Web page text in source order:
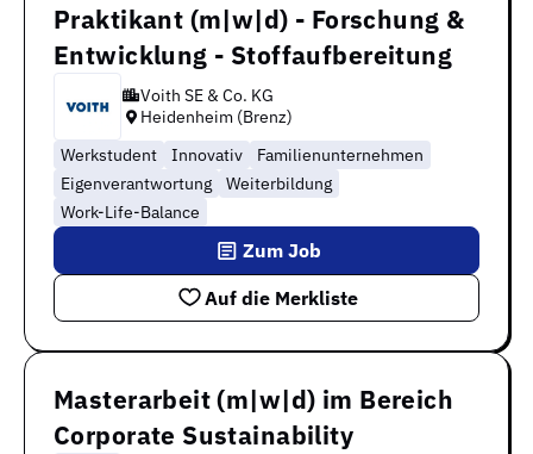
Praktikant (m|w|d) - Forschung &
Entwicklung - Stoffaufbereitung
Voith SE & Co. KG
Heidenheim (Brenz)
Werkstudent
Innovativ
Familienunternehmen
Eigenverantwortung
Weiterbildung
Work-Life-Balance
Auf die Merkliste
Zum Job
Masterarbeit (m|w|d) im Bereich
Corporate Sustainability